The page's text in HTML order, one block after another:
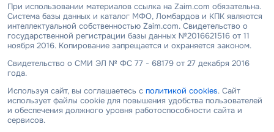
При использовании материалов ссылка на Zaim.com обязательна.
Система базы данных и каталог МФО, Ломбардов и КПК являются
интеллектуальной собственностью Zaim.com. Свидетельство о
государственной регистрации базы данных №2016621516 от 11
ноября 2016. Копирование запрещается и охраняется законом.
Свидетельство о СМИ ЭЛ № ФС 77 - 68179 от 27 декабря 2016
года.
Используя сайт, вы соглашаетесь с политикой cookies. Сайт
использует файлы cookie для повышения удобства пользователей
и обеспечения должного уровня работоспособности сайта и
сервисов.